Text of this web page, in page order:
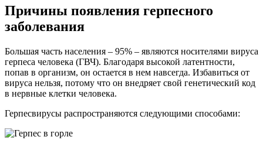
Причины появления герпесного
заболевания
Большая часть населения – 95% – являются носителями вируса
герпеса человека (ГВЧ). Благодаря высокой латентности,
попав в организм, он остается в нем навсегда. Избавиться от
вируса нельзя, потому что он внедряет свой генетический код
в нервные клетки человека.
Герпесвирусы распространяются следующими способами: